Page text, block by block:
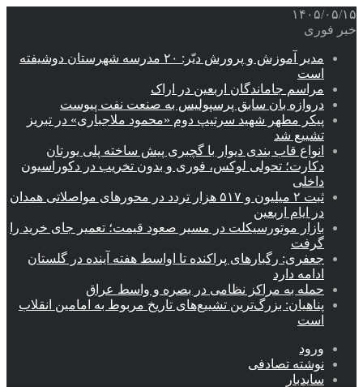
۱۴۰۵/۰۵/۱۵
خبر فوری
مدیر آموزش و پرورش دیّر: ۲۰ مدرسه شهرستان دوشیفته
است
مراسم جاماندگان اربعین در اراک
دروازه بان سابق پرسپولیس به صنعت نفت پیوست
پیکر مطهر شهید سرتیپ دوم «محمود ملاجباری» در تبریز
تشییع شد
انواع قاب بندی دیوار با گچبری پیش ساخته پلی یورتان
دکارت؛ تحولی لوکس، فوری و بدون تخریب در دکوراسیون
داخلی
ثبت ۲ میلیون و ۵۱۷ هزار تردد در محورهای مواصلاتی همدان
در ایام اربعین
بازار موتورسیکلت در مسیر صعود قیمت؛ تعمیر جای خرید را
گرفت
جعفری: رگبارهای پراکنده تا اواسط هفته آینده در گلستان
ادامه دارد
حمله به مراکز نظامی در بصره و واسط عراق
پناهیان: بزرگ‌ترین تشییع‌های تاریخ مربوط به امامین انقلاب
است
ورود
نوشته تصادفی
سایدبار